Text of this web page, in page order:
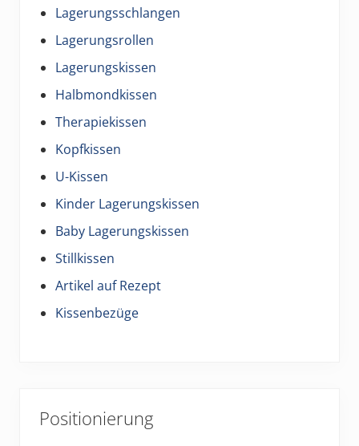
Lagerungsschlangen
Lagerungsrollen
Lagerungskissen
Halbmondkissen
Therapiekissen
Kopfkissen
U-Kissen
Kinder Lagerungskissen
Baby Lagerungskissen
Stillkissen
Artikel auf Rezept
Kissenbezüge
Positionierung